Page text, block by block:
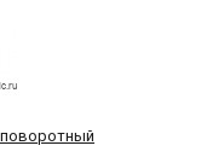
поворотный